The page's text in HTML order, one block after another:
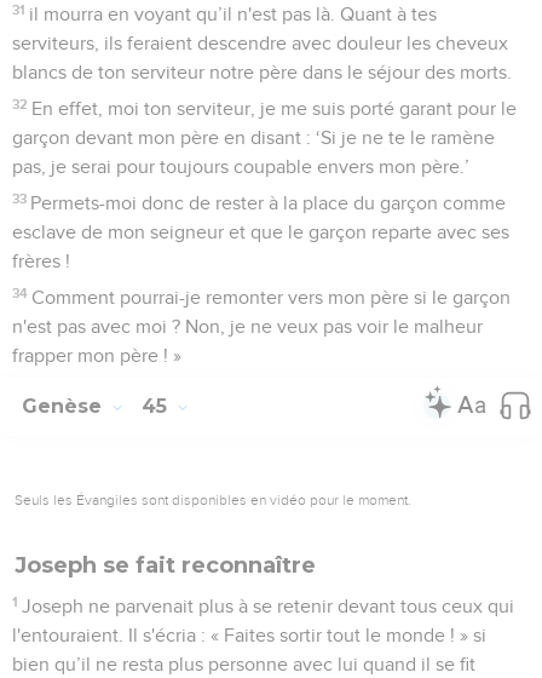
31 il mourra en voyant qu’il n'est pas là. Quant à tes
serviteurs, ils feraient descendre avec douleur les cheveux
blancs de ton serviteur notre père dans le séjour des morts.
32 En effet, moi ton serviteur, je me suis porté garant pour le
garçon devant mon père en disant : ‘Si je ne te le ramène
pas, je serai pour toujours coupable envers mon père.’
33 Permets-moi donc de rester à la place du garçon comme
esclave de mon seigneur et que le garçon reparte avec ses
frères !
34 Comment pourrai-je remonter vers mon père si le garçon
n'est pas avec moi ? Non, je ne veux pas voir le malheur
frapper mon père ! »
Genèse 45
Seuls les Évangiles sont disponibles en vidéo pour le moment.
Joseph se fait reconnaître
1 Joseph ne parvenait plus à se retenir devant tous ceux qui
l'entouraient. Il s'écria : « Faites sortir tout le monde ! » si
bien qu’il ne resta plus personne avec lui quand il se fit